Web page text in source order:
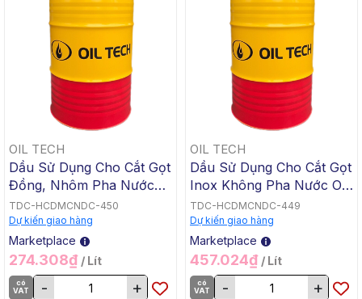
OIL TECH
Dầu Sử Dụng Cho Cắt Gọt
Đồng, Nhôm Pha Nước
OIL TECH FULLY
SYNTHETIC AL-CU, 18 L
/ Xô Đỏ
TDC-HCDMCNDC-450
Dự kiến giao hàng
Marketplace
274.308₫ / Lít
có
VAT
- +
OIL TECH
Dầu Sử Dụng Cho Cắt Gọt
Inox Không Pha Nước OIL
TECH CUTTING OIL INOX
32, 200 L / Phuy
TDC-HCDMCNDC-449
Dự kiến giao hàng
Marketplace
457.024₫ / Lít
có
VAT
- +